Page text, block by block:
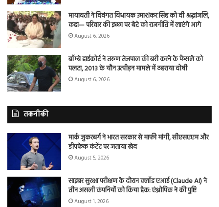
मायावती ने दिवंगत विधायक उमाशंकर सिंह को दी श्रद्धांजलि,
कहा— परिवार की इच्छा पर बेटे को राजनीति में लाएंगे आगे
August 6, 2026
बॉम्बे हाईकोर्ट ने तरुण तेजपाल की बरी करने के फैसले को
पलटा, 2013 के यौन उत्पीड़न मामले में ठहराया दोषी
August 6, 2026
तकनीकी
मार्क जुकरबर्ग ने भारत सरकार से माफी मांगी, सीएसएएम और
डीपफेक कंटेंट पर जताया खेद
August 5, 2026
साइबर सुरक्षा परीक्षण के दौरान क्लॉड एआई (Claude AI) ने
तीन असली कंपनियों को किया हैक: एंथ्रोपिक ने की पुष्टि
August 1, 2026